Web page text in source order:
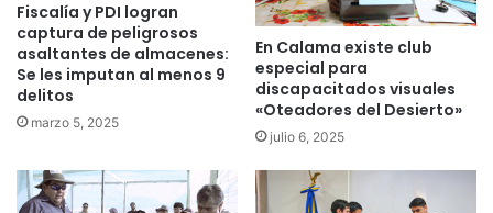
Fiscalía y PDI logran
captura de peligrosos
asaltantes de almacenes:
Se les imputan al menos 9
delitos
marzo 5, 2025
En Calama existe club
especial para
discapacitados visuales
«Oteadores del Desierto»
julio 6, 2025